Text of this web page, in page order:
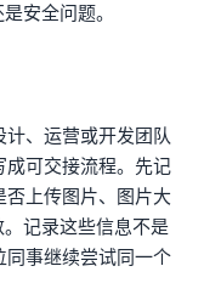
安全问题。
、运营或开发团队
成可交接流程。先记
否上传图片、图片大
记录这些信息不是
同事继续尝试同一个